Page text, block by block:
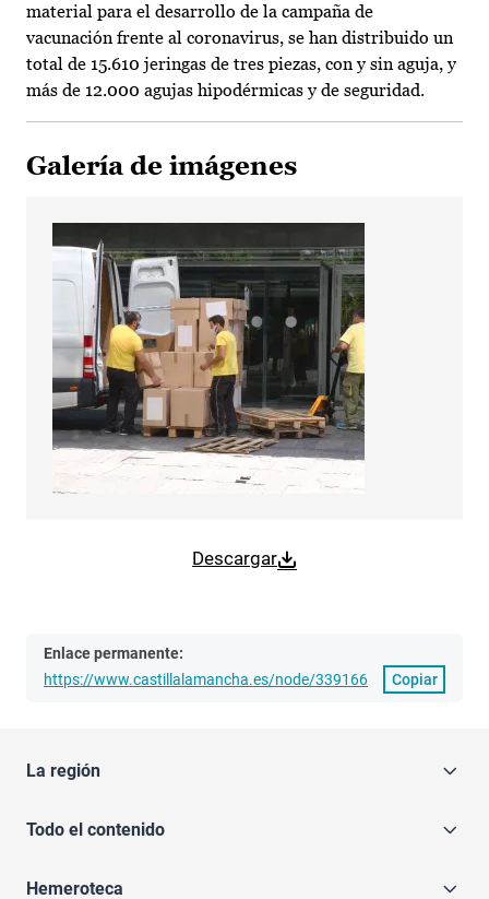
material para el desarrollo de la campaña de
vacunación frente al coronavirus, se han distribuido un
total de 15.610 jeringas de tres piezas, con y sin aguja, y
más de 12.000 agujas hipodérmicas y de seguridad.
Galería de imágenes
Descargar
Enlace permanente:
https://www.castillalamancha.es/node/339166
Copiar
La región
Todo el contenido
Hemeroteca